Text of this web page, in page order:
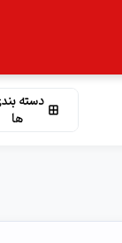
دسته
ها